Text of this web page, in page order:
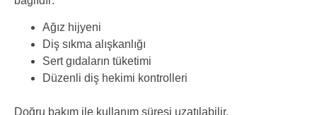
Ağız hijyeni
Diş sıkma alışkanlığı
Sert gıdaların tüketimi
Düzenli diş hekimi kontrolleri
Doğru bakım ile kullanım süresi uzatılabilir.